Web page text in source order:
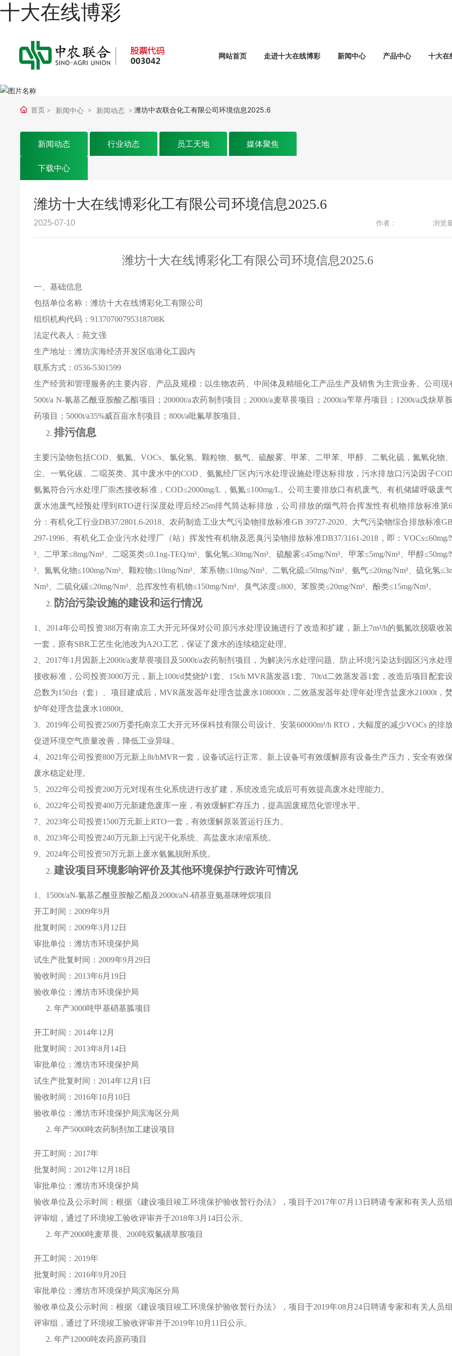
十大在线博彩
网站首页 走进十大在线博彩 新闻中心 产品中心 十大在
首页 新闻中心 新闻动态 潍坊中农联合化工有限公司环境信息2025.6
新闻动态 行业动态 员工天地 媒体聚焦
下载中心
潍坊十大在线博彩化工有限公司环境信息2025.6
2025-07-10 作者： 浏览
潍坊十大在线博彩化工有限公司环境信息2025.6
一、基础信息
包括单位名称：潍坊十大在线博彩化工有限公司
组织机构代码：91370700795318708K
法定代表人：苑文强
生产地址：潍坊滨海经济开发区临港化工园内
联系方式：0536-5301599
生产经营和管理服务的主要内容、产品及规模：以生物农药、中间体及精细化工产品生产及销售为主营业务。公司现
500t/a N-氰基乙酰亚胺酸乙酯项目； 20000t/a农药制剂项目； 2000t/a麦草畏项目； 2000t/a苄草丹项目； 1200t/a戊炔草
药项目； 5000t/a35%威百亩水剂项目；800t/a吡氟草胺项目。
排污信息
主要污染物包括COD 、氨氮、 VOCs、氯化氢、颗粒物、氨气、硫酸雾、甲苯、二甲苯、甲醇、二氧化硫，氮氧化物
尘、一氧化碳、二噁英类。其中废水中的COD 、氨氮经厂区内污水处理设施处理达标排放，污水排放口污染因子COD
氨氮符合污水处理厂崇杰接收标准，COD≤2000mg/L ，氨氮≤100mg/L。公司主要排放口有机废气、有机储罐呼吸废气
废水池废气经预处理到 RTO进行深度处理后经25m排气筒达标排放，公司排放的烟气符合挥发性有机物排放标准第6
分：有机化工行业DB37/2801.6-2018、农药制造工业大气污染物排放标准GB 39727-2020、大气污染物综合排放标准
297-1996 、有机化工企业污水处理厂（站）挥发性有机物及恶臭污染物排放标准DB37/3161-2018 ，即： VOCs≤60mg/
³、二甲苯≤8mg/Nm³、二噁英类≤0.1ng-TEQ/m³、氯化氢≤30mg/Nm³、硫酸雾≤45mg/Nm³、甲苯≤5mg/Nm³、甲醇≤50mg/
³、氮氧化物≤100mg/Nm³、颗粒物≤10mg/Nm³、苯系物≤10mg/Nm³、二氧化硫≤50mg/Nm³、氨气≤20mg/Nm³、 硫化氢≤
Nm³、 二硫化碳≤20mg/Nm³、 总挥发性有机物≤150mg/Nm³、臭气浓度≤800 、苯胺类≤20mg/Nm³、酚类≤15mg/Nm³。
防治污染设施的建设和运行情况
1 2014年公司投资388万有南京工大开元环保对公司原污水处理设施进行了改造和扩建，新上7m³/h的氨氮吹脱吸收
一套，原有SBR工艺生化池改为A2O工艺，保证了废水的连续稳定处理。
2
2017年1 月因新上2000t/a麦草畏项目及 5000t/a农药制剂项目，为解决污水处理问题、防止环境污染达到园区污水处
接收标准，公司投资3000万元，新上100t/d焚烧炉1套、 15t/h MVR蒸发器1套、 70t/d二效蒸发器1套，改造后项目配套
总数为150台（套）、项目建成后， MVR蒸发器年处理含盐废水108000t ，二效蒸发器年处理年处理含盐废水21000t，
炉年处理含盐废水10800t。
3
2019年公司投资2500万委托南京工大开元环保科技有限公司设计、安装60000m³/h RTO ，大幅度的减少VOCs 的排放
促进环境空气质量改善，降低工业异味。
4
2021年公司投资800万元新上8t/hMVR一套，设备试运行正常。新上设备可有效缓解原有设备生产压力，安全有效
废水稳定处理。
5
2022年公司投资200万元对现有生化系统进行改扩建，系统改造完成后可有效提高废水处理能力。
6
2022年公司投资400万元新建危废库一座，有效缓解贮存压力，提高固废规范化管理水平。
7
2023年公司投资1500万元新上RTO一套，有效缓解原装置运行压力。
8
2023年公司投资240万元新上污泥干化系统、高盐废水浓缩系统。
9
2024年公司投资50万元新上废水氨氮脱附系统。
建设项目环境影响评价及其他环境保护行政许可情况
1 1500t/aN-氰基乙酰亚胺酸乙酯及 2000t/aN-硝基亚氨基咪唑烷项目
开工时间： 2009年9月
批复时间： 2009年3月 12 日
审批单位：潍坊市环境保护局
试生产批复时间： 2009年9月 29日
验收时间： 2013年6月 19日
验收单位：潍坊市环境保护局
年产3000吨甲基硝基胍项目
开工时间： 2014年12 月
批复时间： 2013年8月 14日
审批单位：潍坊市环境保护局
试生产批复时间： 2014年12 月 1 日
验收时间： 2016年10月 10日
验收单位：潍坊市环境保护局滨海区分局
年产5000吨农药制剂加工建设项目
开工时间： 2017年
批复时间： 2012年12 月 18日
审批单位：潍坊市环境保护局
验收单位及公示时间：根据《建设项目竣工环境保护验收暂行办法》，项目于2017年07月 13 日聘请专家和有关人员
评审组，通过了环境竣工验收评审并于2018年3月 14日公示。
年产2000吨麦草畏、 200吨双氟磺草胺项目
开工时间： 2019年
批复时间： 2016年9月 20日
审批单位：潍坊市环境保护局滨海区分局
验收单位及公示时间：根据《建设项目竣工环境保护验收暂行办法》，项目于2019年08月 24 日聘请专家和有关人员
评审组，通过了环境竣工验收评审并于2019年10月 11 日公示。
年产12000吨农药原药项目